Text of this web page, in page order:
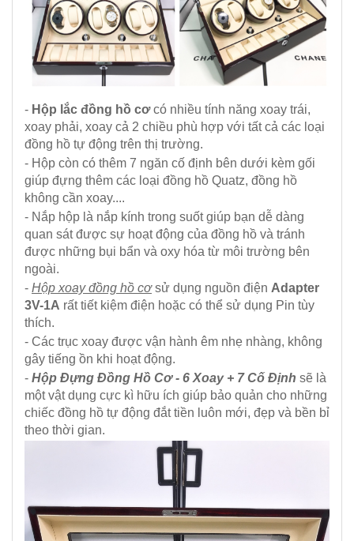
- Hộp lắc đồng hồ cơcó nhiều tính năng xoay trái,
xoay phải, xoay cả 2 chiều phù hợp với tất cả các loại
đồng hồ tự động trên thị trường.
- Hộp còn có thêm 7 ngăn cố định bên dưới kèm gối
giúp đựng thêm các loại đồng hồ Quatz, đồng hồ
không cần xoay....
- Nắp hộp là nắp kính trong suốt giúp bạn dễ dàng
quan sát được sự hoạt động của đồng hồ và tránh
được những bụi bẩn và oxy hóa từ môi trường bên
ngoài.
- Hộp xoay đồng hồ cơsử dụng nguồn điện Adapter
3V-1A rất tiết kiệm điện hoặc có thể sử dụng Pin tùy
thích.
- Các trục xoay được vận hành êm nhẹ nhàng, không
gây tiếng ồn khi hoạt động.
- Hộp Đựng Đồng Hồ Cơ - 6 Xoay + 7 Cố Định sẽ là
một vật dụng cực kì hữu ích giúp bảo quản cho những
chiếc đồng hồ tự động đắt tiền luôn mới, đẹp và bền bỉ
theo thời gian.